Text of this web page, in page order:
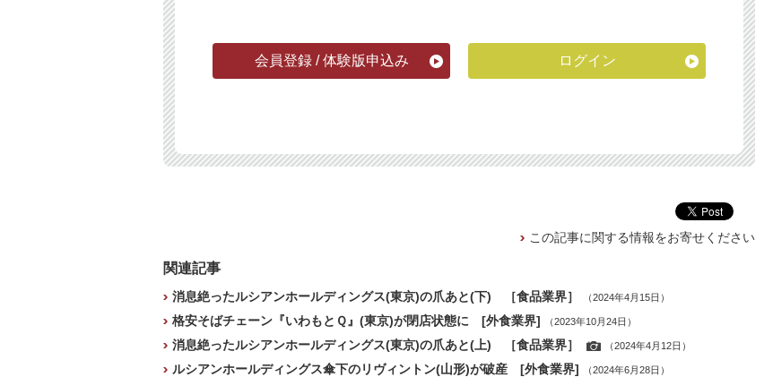
会員登録 / 体験版申込み ログイン
この記事に関する情報をお寄せください
関連記事
消息絶ったルシアンホールディングス(東京)の爪あと(下) ［食品業界］ （2024年4月15日）
格安そばチェーン『いわもとＱ』(東京)が閉店状態に [外食業界] （2023年10月24日）
消息絶ったルシアンホールディングス(東京)の爪あと(上) ［食品業界］ （2024年4月12日）
ルシアンホールディングス傘下のリヴィントン(山形)が破産 [外食業界] （2024年6月28日）